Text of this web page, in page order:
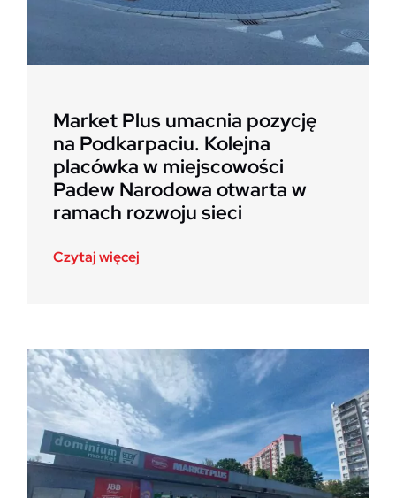
Market Plus umacnia pozycję
na Podkarpaciu. Kolejna
placówka w miejscowości
Padew Narodowa otwarta w
ramach rozwoju sieci
Czytaj więcej